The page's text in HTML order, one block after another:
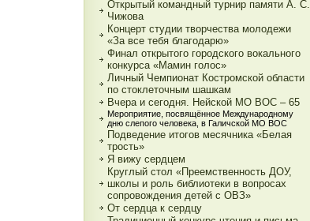
Открытый командный турнир памяти А. С.
Чижова
Концерт студии творчества молодежи
«За все тебя благодарю»
Финал открытого городского вокального
конкурса «Мамин голос»
Личный Чемпионат Костромской области
по стоклеточным шашкам
Вчера и сегодня. Нейской МО ВОС – 65
Мероприятие, посвящённое Международному
дню слепого человека, в Галичской МО ВОС
Подведение итогов месячника «Белая
трость»
Я вижу сердцем
Круглый стол «Преемственность ДОУ,
школы и роль библиотеки в вопросах
сопровождения детей с ОВЗ»
От сердца к сердцу